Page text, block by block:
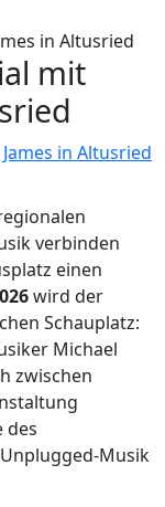
in Altusried
mit
verbinden
einen
wird der
Schauplatz:
Michael
zwischen
des
Musik